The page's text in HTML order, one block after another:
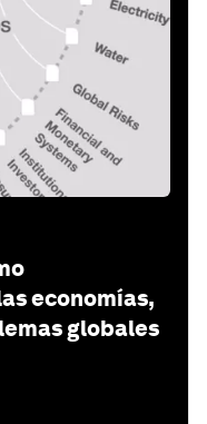
economías,
globales